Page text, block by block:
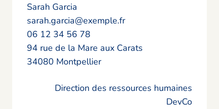
Sarah Garcia
sarah.garcia@exemple.fr
06 12 34 56 78
94 rue de la Mare aux Carats
34080 Montpellier
Direction des ressources humaines
DevCo